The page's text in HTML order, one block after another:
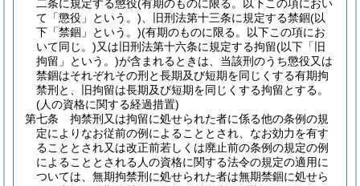
二条に規定する懲役(有期のものに限る。以下この項におい
て「懲役」という。) 、旧刑法第十三条に規定する禁錮(以
下「禁錮」という。)(有期のものに限る。以下この項にお
いて同じ。)又は旧刑法第十六条に規定する拘留(以下「旧
拘留」という。)が含まれるときは、当該刑のうち懲役又は
禁錮はそれぞれその刑と長期及び短期を同じくする有期拘
禁刑と、旧拘留は長期及び短期を同じくする拘留とする。
(人の資格に関する経過措置)
第七条
拘禁刑又は拘留に処せられた者に係る他の条例の規
定によりなお従前の例によることとされ、なお効力を有す
ることとされ又は改正前若しくは廃止前の条例の規定の例
によることとされる人の資格に関する法令の規定の適用に
ついては、無期拘禁刑に処せられた者は無期禁錮に処せら